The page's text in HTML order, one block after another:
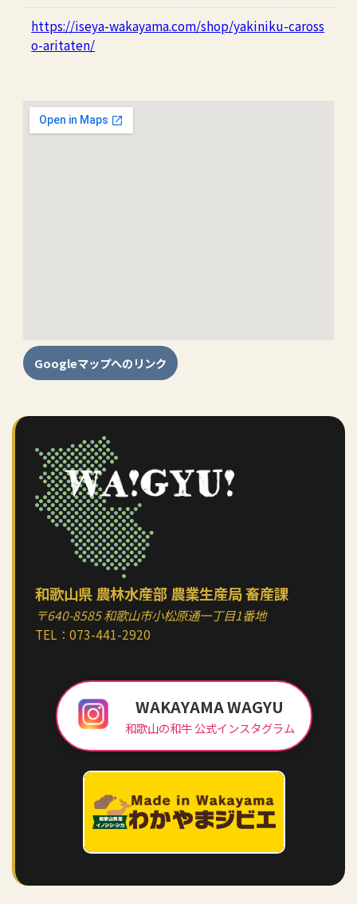
https://iseya-wakayama.com/shop/yakiniku-caross
o-aritaten/
Googleマップへのリンク
和歌山県 農林水産部 農業生産局 畜産課
〒640-8585 和歌山市小松原通一丁目1番地
TEL：073-441-2920
WAKAYAMA WAGYU
和歌山の和牛 公式インスタグラム